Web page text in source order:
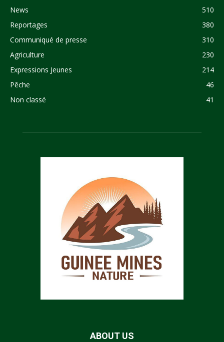
News
510
Reportages
380
Communiqué de presse
310
Agriculture
230
Expressions Jeunes
214
Pêche
46
Non classé
41
ABOUT US